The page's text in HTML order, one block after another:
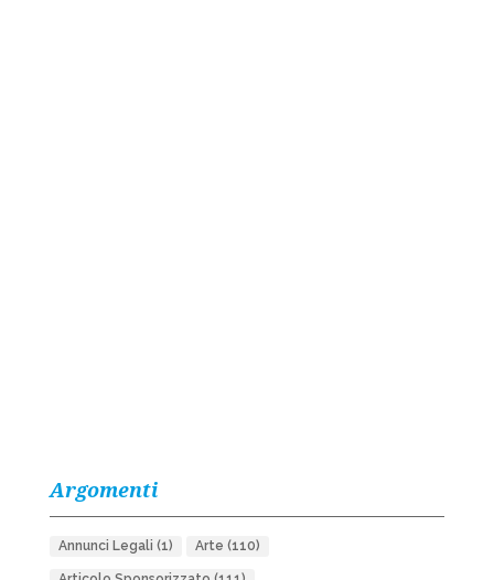
Argomenti
Annunci Legali (1) Arte (110)